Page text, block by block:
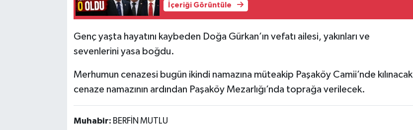
İçeriği Görüntüle
Genç yaşta hayatını kaybeden Doğa Gürkan’ın vefatı ailesi, yakınları ve
sevenlerini yasa boğdu.
Merhumun cenazesi bugün ikindi namazına müteakip Paşaköy Camii’nde kılınacak
cenaze namazının ardından Paşaköy Mezarlığı’nda toprağa verilecek.
Muhabir: BERFİN MUTLU